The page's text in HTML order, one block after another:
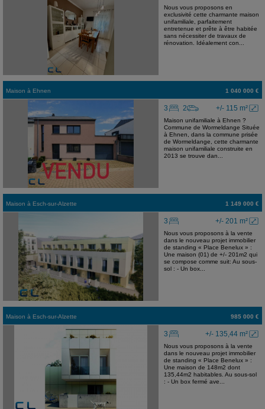
Nous vous proposons en
exclusivité cette charmante maison
unifamiliale, parfaitement
entretenue et prête à être habitée
sans nécessiter de travaux de
rénovation. Idéalement con...
Maison à Ehnen 1 040 000 €
+/- 115 m²
3 2
Maison unifamiliale à Ehnen ?
Commune de Wormeldange Située
à Ehnen, dans la commune prisée
de Wormeldange, cette charmante
maison unifamiliale construite en
2013 se trouve dan...
Maison à Esch-sur-Alzette 1 149 000 €
+/- 201 m²
3
Nous vous proposons à la vente
dans le nouveau projet immobilier
de standing « Place Benelux » :
Une maison (01) de +/- 201m2 qui
se compose comme suit: Au sous-
sol : - Un box...
Maison à Esch-sur-Alzette 985 000 €
+/- 135,44 m²
3
Nous vous proposons à la vente
dans le nouveau projet immobilier
de standing « Place Benelux » :
Une maison de 148m2 dont
135,44m2 habitables. Au sous-sol
: - Un box fermé ave...